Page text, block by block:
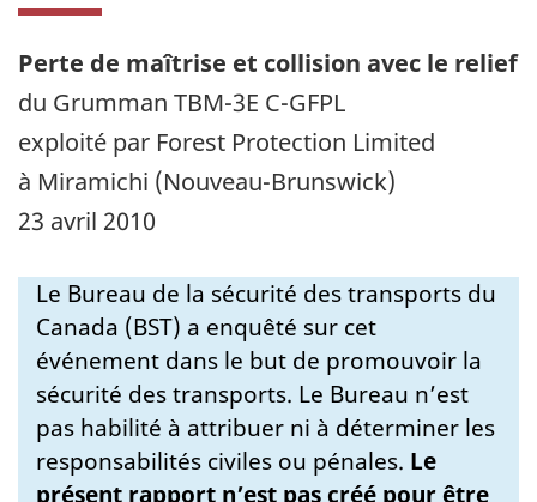
Perte de maîtrise et collision avec le relief
du Grumman TBM-3E C-GFPL
exploité par Forest Protection Limited
à Miramichi (Nouveau-Brunswick)
23 avril 2010
Le Bureau de la sécurité des transports du
Canada (BST) a enquêté sur cet
événement dans le but de promouvoir la
sécurité des transports. Le Bureau n’est
pas habilité à attribuer ni à déterminer les
responsabilités civiles ou pénales. Le
présent rapport n’est pas créé pour être